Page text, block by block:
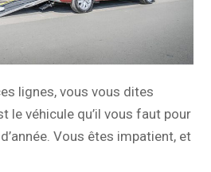
lignes, vous vous dites
le véhicule qu’il vous faut pour
Vous êtes impatient, et